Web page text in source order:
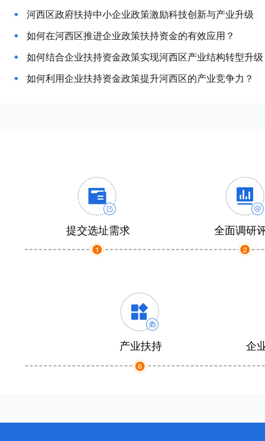
河西区政府扶持中小企业政策激励科技创新与产业升级
如何在河西区推进企业政策扶持资金的有效应用？
如何结合企业扶持资金政策实现河西区产业结构转型升
如何利用企业扶持资金政策提升河西区的产业竞争力？
提交选址需求 全面调研
产业扶持 企